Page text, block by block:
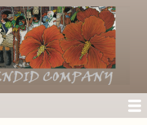
Skip
to
main
content